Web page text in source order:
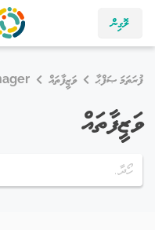
ލޮގިން
ފުރަތަމަ ޞަފްޙާ ވަޒީފާތައް
ވަޒީފާތައް